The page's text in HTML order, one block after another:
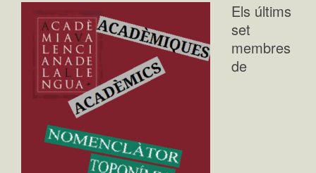
Els últims
set
membres
de